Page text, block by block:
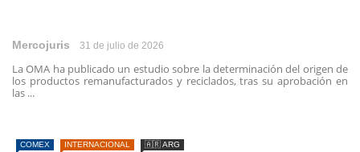
Mercojuris 31 de julio de 2026
La OMA ha publicado un estudio sobre la determinación del origen de
los productos remanufacturados y reciclados, tras su aprobación en
las ...
COMEX INTERNACIONAL 🇦🇷 ARG